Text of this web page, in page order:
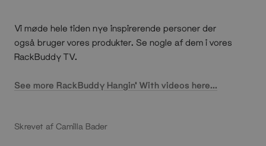
Vi møde hele tiden nye inspirerende personer der
også bruger vores produkter. Se nogle af dem i vores
RackBuddy TV.
See more RackBuddy Hangin' With videos here...
Skrevet af Camilla Bader